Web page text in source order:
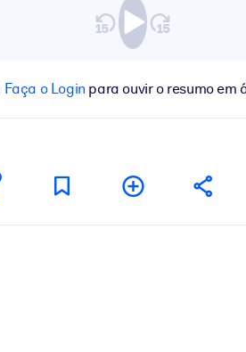
Faça o Login para ouvir o resumo em